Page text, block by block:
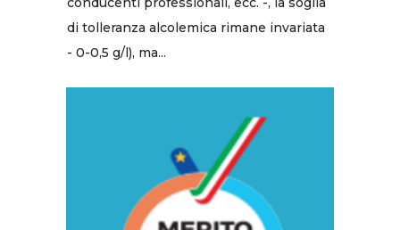
di tolleranza alcolemica rimane invariata
- 0-0,5 g/l), ma...